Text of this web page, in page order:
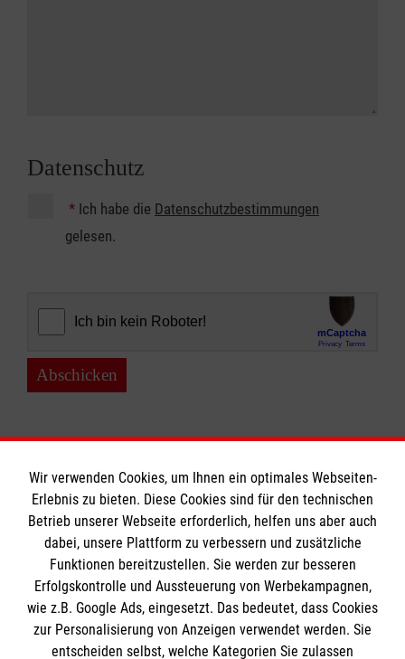
Datenschutz
* Ich habe die Datenschutzbestimmungen
gelesen.
Abschicken
Informationen
Impressum
Datenschutz
Kontakt
Die Malteser
Wir verwenden Cookies, um Ihnen ein optimales Webseiten-
Erlebnis zu bieten. Diese Cookies sind für den technischen
Betrieb unserer Webseite erforderlich, helfen uns aber auch
dabei, unsere Plattform zu verbessern und zusätzliche
Funktionen bereitzustellen. Sie werden zur besseren
Erfolgskontrolle und Aussteuerung von Werbekampagnen,
wie z.B. Google Ads, eingesetzt. Das bedeutet, dass Cookies
zur Personalisierung von Anzeigen verwendet werden. Sie
entscheiden selbst, welche Kategorien Sie zulassen